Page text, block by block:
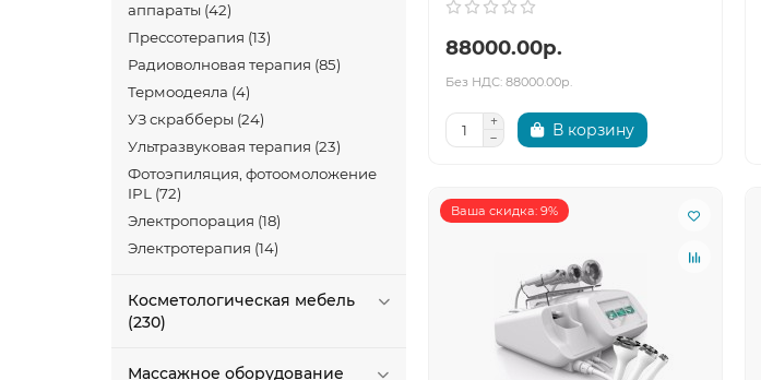
аппараты (42)
Прессотерапия (13)
Радиоволновая терапия (85)
Термоодеяла (4)
УЗ скрабберы (24)
Ультразвуковая терапия (23)
Фотоэпиляция, фотоомоложение
IPL (72)
Электропорация (18)
Электротерапия (14)
Косметологическая мебель
(230)
Массажное оборудование
88000.00р.
Без НДС: 88000.00р.
В корзину
Ваша скидка: 9%